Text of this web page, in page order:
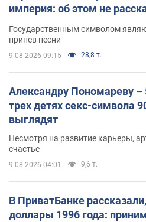
империя: об этом не
Государственным символом
припев песни
9.08.2026 09:15 28,8 т.
Александру Пономареву –
трех детях секс-символа
выглядят
Несмотря на развитие карьеры,
счастье
9.08.2026 04:01 9,6 т.
В ПриватБанке
доллары 1996 года: